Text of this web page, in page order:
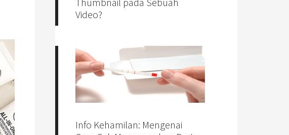
Video?
Info Kehamilan: Mengenai